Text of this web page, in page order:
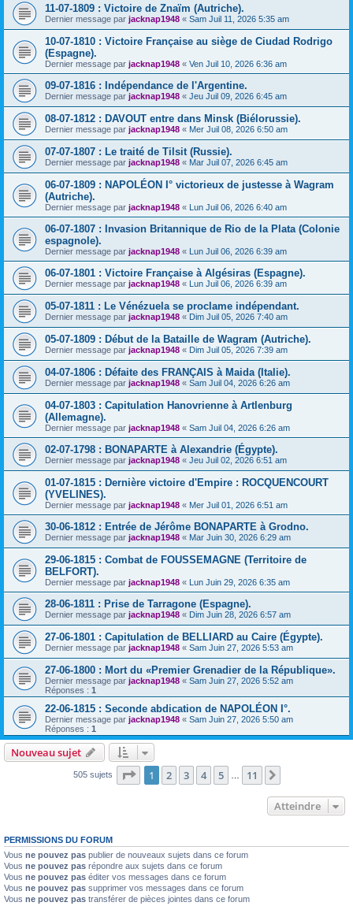
11-07-1809 : Victoire de Znaïm (Autriche).
Dernier message par jacknap1948 « Sam Juil 11, 2026 5:35 am
10-07-1810 : Victoire Française au siège de Ciudad Rodrigo
(Espagne).
Dernier message par jacknap1948 « Ven Juil 10, 2026 6:36 am
09-07-1816 : Indépendance de l'Argentine.
Dernier message par jacknap1948 « Jeu Juil 09, 2026 6:45 am
08-07-1812 : DAVOUT entre dans Minsk (Biélorussie).
Dernier message par jacknap1948 « Mer Juil 08, 2026 6:50 am
07-07-1807 : Le traité de Tilsit (Russie).
Dernier message par jacknap1948 « Mar Juil 07, 2026 6:45 am
06-07-1809 : NAPOLÉON I° victorieux de justesse à Wagram
(Autriche).
Dernier message par jacknap1948 « Lun Juil 06, 2026 6:40 am
06-07-1807 : Invasion Britannique de Rio de la Plata (Colonie
espagnole).
Dernier message par jacknap1948 « Lun Juil 06, 2026 6:39 am
06-07-1801 : Victoire Française à Algésiras (Espagne).
Dernier message par jacknap1948 « Lun Juil 06, 2026 6:39 am
05-07-1811 : Le Vénézuela se proclame indépendant.
Dernier message par jacknap1948 « Dim Juil 05, 2026 7:40 am
05-07-1809 : Début de la Bataille de Wagram (Autriche).
Dernier message par jacknap1948 « Dim Juil 05, 2026 7:39 am
04-07-1806 : Défaite des FRANÇAIS à Maida (Italie).
Dernier message par jacknap1948 « Sam Juil 04, 2026 6:26 am
04-07-1803 : Capitulation Hanovrienne à Artlenburg
(Allemagne).
Dernier message par jacknap1948 « Sam Juil 04, 2026 6:26 am
02-07-1798 : BONAPARTE à Alexandrie (Égypte).
Dernier message par jacknap1948 « Jeu Juil 02, 2026 6:51 am
01-07-1815 : Dernière victoire d'Empire : ROCQUENCOURT
(YVELINES).
Dernier message par jacknap1948 « Mer Juil 01, 2026 6:51 am
30-06-1812 : Entrée de Jérôme BONAPARTE à Grodno.
Dernier message par jacknap1948 « Mar Juin 30, 2026 6:29 am
29-06-1815 : Combat de FOUSSEMAGNE (Territoire de
BELFORT).
Dernier message par jacknap1948 « Lun Juin 29, 2026 6:35 am
28-06-1811 : Prise de Tarragone (Espagne).
Dernier message par jacknap1948 « Dim Juin 28, 2026 6:57 am
27-06-1801 : Capitulation de BELLIARD au Caire (Égypte).
Dernier message par jacknap1948 « Sam Juin 27, 2026 5:53 am
27-06-1800 : Mort du «Premier Grenadier de la République».
Dernier message par jacknap1948 « Sam Juin 27, 2026 5:52 am
Réponses : 1
22-06-1815 : Seconde abdication de NAPOLÉON I°.
Dernier message par jacknap1948 « Sam Juin 27, 2026 5:50 am
Réponses : 1
Nouveau sujet
505 sujets Page 1sur11
1 2 3 4 5 11
Atteindre
PERMISSIONS DU FORUM
Vous ne pouvez pas publier de nouveaux sujets dans ce forum
Vous ne pouvez pas répondre aux sujets dans ce forum
Vous ne pouvez pas éditer vos messages dans ce forum
Vous ne pouvez pas supprimer vos messages dans ce forum
Vous ne pouvez pas transférer de pièces jointes dans ce forum